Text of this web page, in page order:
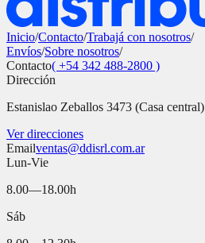
Inicio/Contacto/Trabajá con nosotros/
Envíos/Sobre nosotros/
Contacto( +54 342 488-2800 )
Dirección
Estanislao Zeballos 3473 (Casa central)
Ver direcciones
Emailventas@ddisrl.com.ar
Lun-Vie
8.00—18.00h
Sáb